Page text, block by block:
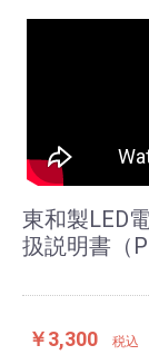
東和製LED
扱説明書（
￥3,300 税込